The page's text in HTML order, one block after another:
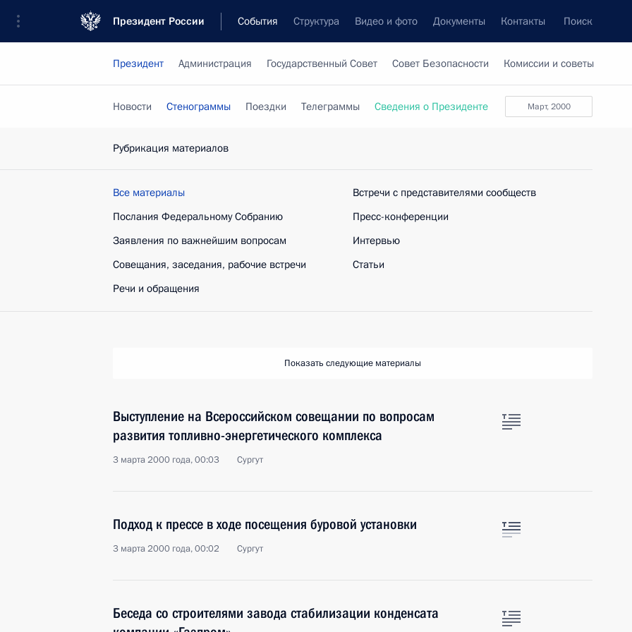
Президент России События Структура Видео и фото Документы Контакты Поиск
Президент Администрация Государственный Совет Совет Безопасности Комиссии и советы
март, 2000
Новости Стенограммы Поездки Телеграммы Сведения о Президенте
Рубрикация материалов
Все материалы
Послания Федеральному Собранию
Заявления по важнейшим вопросам
Совещания, заседания, рабочие встречи
Речи и обращения
Встречи с представителями сообществ
Пресс-конференции
Интервью
Статьи
Показать следующие материалы
Выступление на Всероссийском совещании по вопросам
развития топливно-энергетического комплекса
3 марта 2000 года, 00:03 Сургут
Подход к прессе в ходе посещения буровой установки
3 марта 2000 года, 00:02 Сургут
Беседа со строителями завода стабилизации конденсата